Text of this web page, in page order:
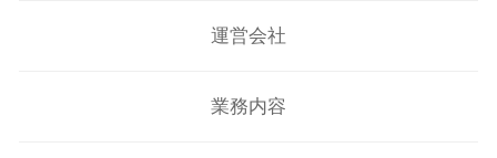
運営会社
業務内容